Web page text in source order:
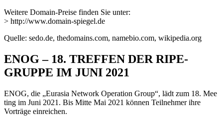
Weitere Domain-Preise finden Sie unter:
> http://www.domain-spiegel.de
Quelle: sedo.de, thedomains.com, namebio.com, wikipedia.org
ENOG – 18. TREFFEN DER RIPE-
GRUPPE IM JUNI 2021
ENOG, die „Eurasia Network Operation Group“, lädt zum 18. Mee
ting im Juni 2021. Bis Mitte Mai 2021 können Teilnehmer ihre
Vorträge einreichen.